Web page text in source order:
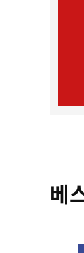
베